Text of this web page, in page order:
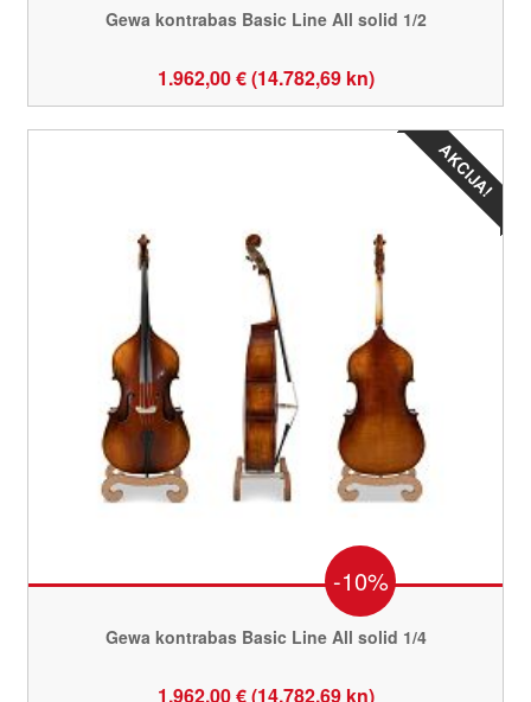
Gewa kontrabas Basic Line All solid 1/2
1.962,00 € (14.782,69 kn)
-10%
Gewa kontrabas Basic Line All solid 1/4
1.962,00 € (14.782,69 kn)